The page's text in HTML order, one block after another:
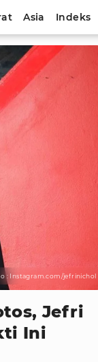
Asia Indeks
: Instagram.com/jefrinichol
Jefri
Ini